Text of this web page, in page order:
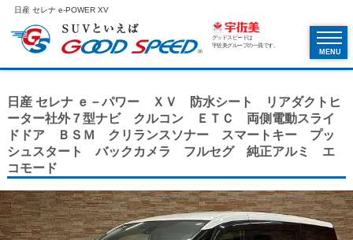
日産 セレナ e-POWER XV
グッドスピードは
宇佐美グループの一員です。
MENU
日産 セレナ ｅ－パワー ＸＶ 防水シート リアダクトヒ
ーター社外７型ナビ クルコン ＥＴＣ 両側電動スライ
ドドア ＢＳＭ クリランスソナー スマートキー プッ
シュスタート バックカメラ フルセグ 純正アルミ エ
コモード